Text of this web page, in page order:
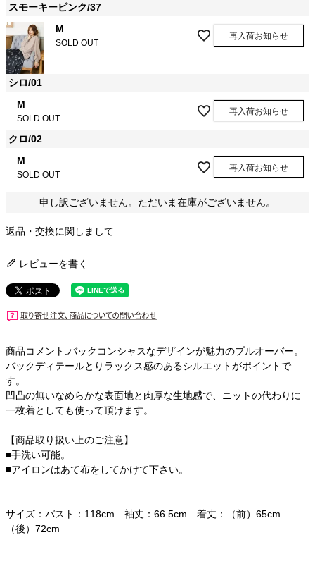
スモーキーピンク/37
M
SOLD OUT
再入荷お知らせ
シロ/01
M
SOLD OUT
再入荷お知らせ
クロ/02
M
SOLD OUT
再入荷お知らせ
申し訳ございません。ただいま在庫がございません。
返品・交換に関しまして
レビューを書く
商品コメント:バックコンシャスなデザインが魅力のプルオーバー。
バックディテールとりラックス感のあるシルエットがポイントで
す。
凹凸の無いなめらかな表面地と肉厚な生地感で、ニットの代わりに
一枚着としても使って頂けます。
【商品取り扱い上のご注意】
■手洗い可能。
■アイロンはあて布をしてかけて下さい。
サイズ：バスト：118cm 袖丈：66.5cm 着丈：（前）65cm
（後）72cm